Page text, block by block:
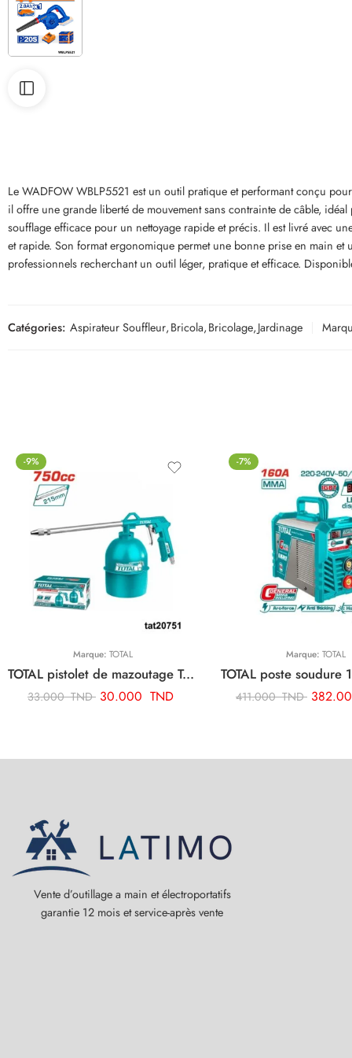
Le WADFOW WBLP5521 est un outil pratique et performant conçu
il offre une grande liberté de mouvement sans contrainte de câble,
soufflage efficace pour un nettoyage rapide et précis. Il est livré avec
et rapide. Son format ergonomique permet une bonne prise en main
professionnels recherchant un outil léger, pratique et efficace.
Catégories: Aspirateur Souffleur,Bricola,Bricolage,Jardinage
-9%
Marque: TOTAL
TOTAL pistolet de mazoutage TAT20751
33.000TND 30.000 TND
-7%
Marque: TOTAL
411.000TND
Vente d’outillage a main et électroportatifs
garantie 12 mois et service-après vente